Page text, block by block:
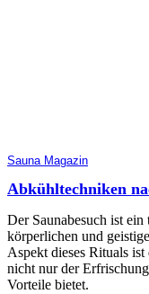
Sauna Magazin
Abkühltechniken
Der Saunabesuch ist
körperlichen und
Aspekt dieses Rituals
nicht nur der
Vorteile bietet.